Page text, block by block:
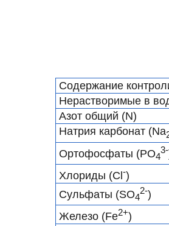
Содержание
Нерастворимые в
Азот общий (N)
Натрия карбонат (Na
Ортофосфаты (PO4
3-
Хлориды (Cl -)
Сульфаты (SO4
2-)
Железо (Fe2+)